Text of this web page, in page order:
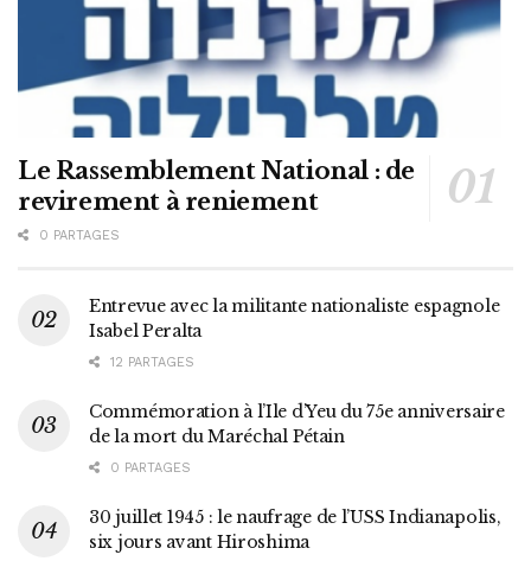
Le Rassemblement National : de
revirement à reniement
0 PARTAGES
Entrevue avec la militante nationaliste espagnole
Isabel Peralta
12 PARTAGES
Commémoration à l’Ile d’Yeu du 75e anniversaire
de la mort du Maréchal Pétain
0 PARTAGES
30 juillet 1945 : le naufrage de l’USS Indianapolis,
six jours avant Hiroshima